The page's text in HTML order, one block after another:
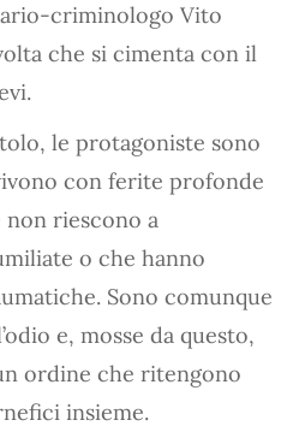
criminologo Vito
che si cimenta con il
le protagoniste sono
con ferite profonde
non riescono a
o che hanno
Sono comunque
e, mosse da questo,
ordine che ritengono
insieme.